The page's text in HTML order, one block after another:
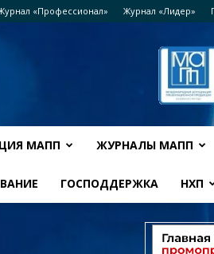
«Профессионал» Журнал «Лидер»
МАПП ЖУРНАЛЫ МАПП
ГОСПОДДЕРЖКА НХП